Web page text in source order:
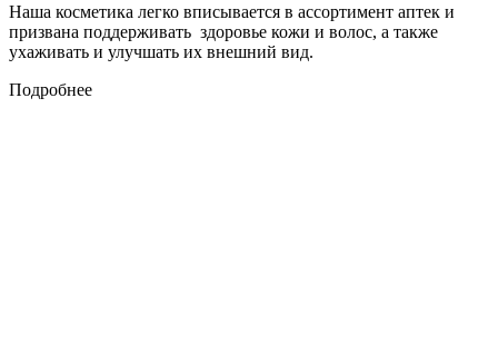
Наша косметика легко вписывается в ассортимент аптек и
призвана поддерживать здоровье кожи и волос, а также
ухаживать и улучшать их внешний вид.
Подробнее